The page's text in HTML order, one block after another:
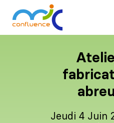
Jeudi 4 Juin